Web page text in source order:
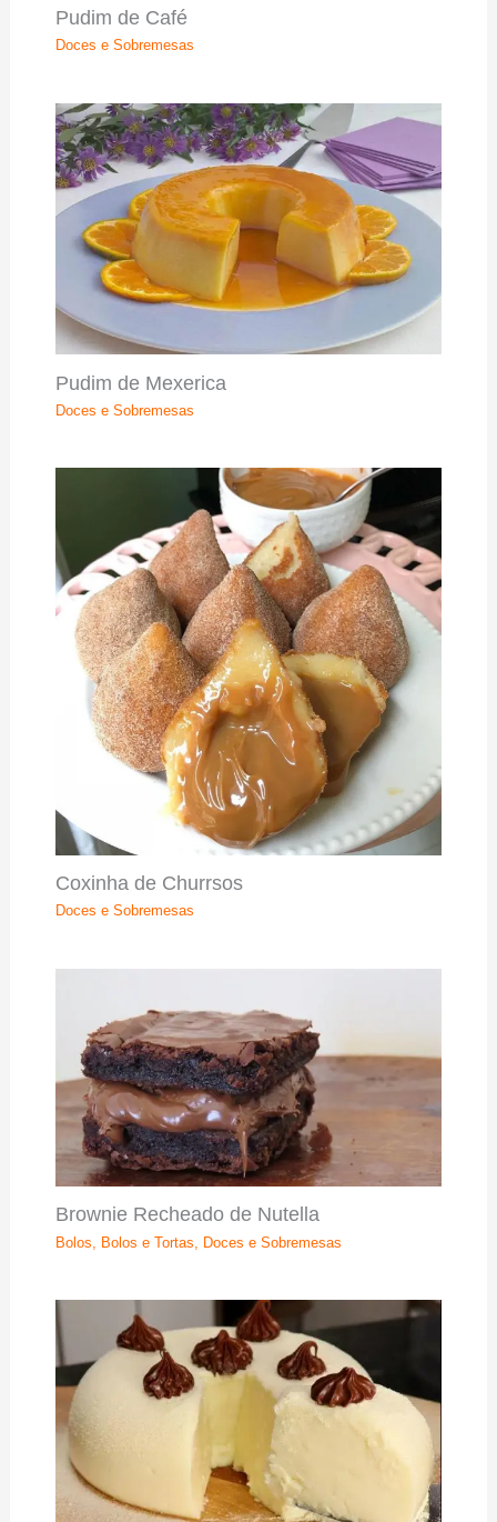
Pudim de Café
Doces e Sobremesas
Pudim de Mexerica
Doces e Sobremesas
Coxinha de Churrsos
Doces e Sobremesas
Brownie Recheado de Nutella
Bolos Bolos e Tortas Doces e Sobremesas